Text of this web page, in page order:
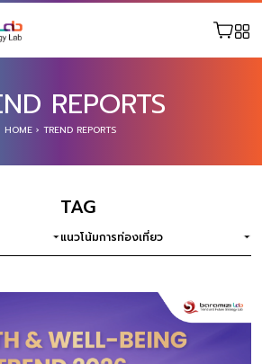
REPORTS
HOME › TREND REPORTS
TAG
แนวโน้มการท่องเที่ยว